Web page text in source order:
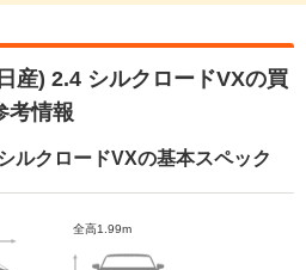
産) 2.4 シルクロードVXの買
考情報
ルクロードVXの基本スペック
全高1.99m